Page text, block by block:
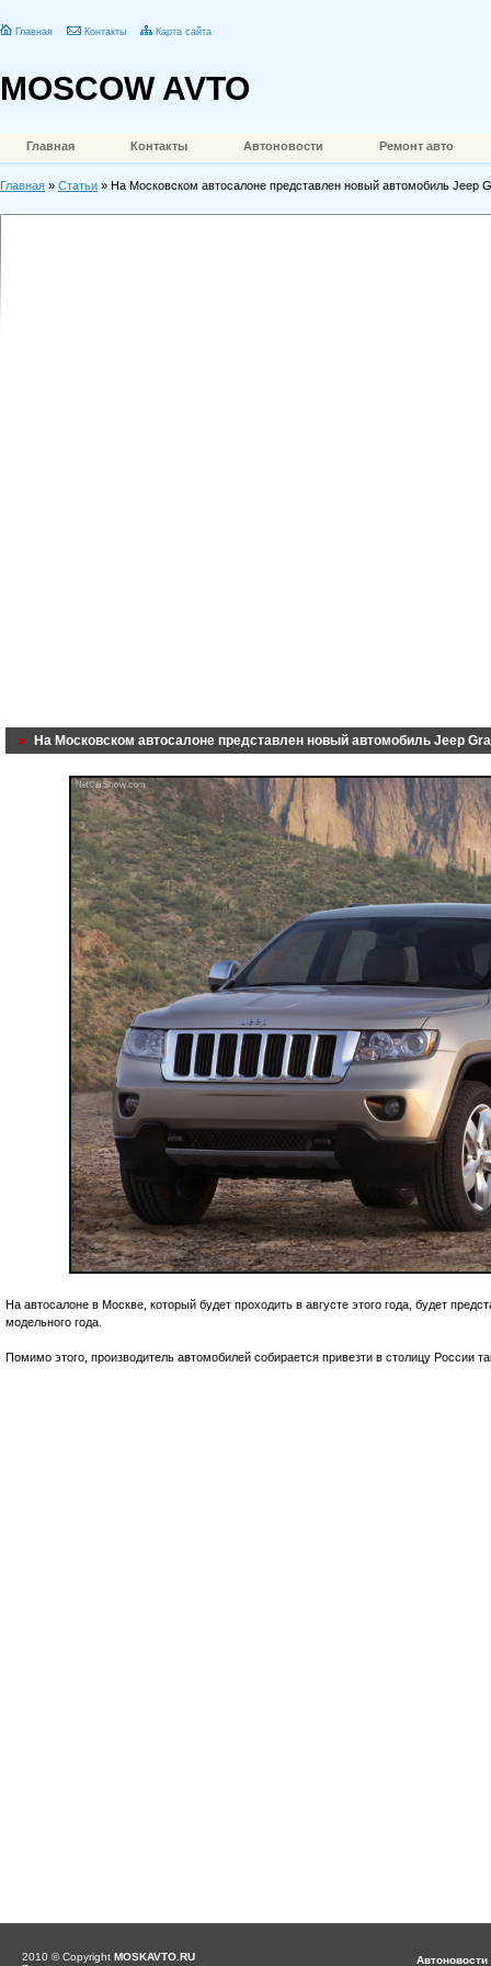
Главная Контакты Карта сайта
MOSCOW AVTO
Главная Контакты Автоновости Ремонт авто
Главная » Статьи » На Московском автосалоне представлен новый автомобиль Jeep
На Московском автосалоне представлен новый автомобиль Jeep
На автосалоне в Москве, который будет проходить в августе этого года, будет
модельного года.
Помимо этого, производитель автомобилей собирается привезти в столицу России
2010 © Copyright MOSKAVTO.RU
Автоновости